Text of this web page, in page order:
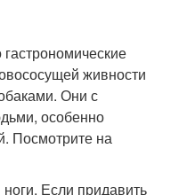
живности
Они с
особенно
Посмотрите на
Если придавить